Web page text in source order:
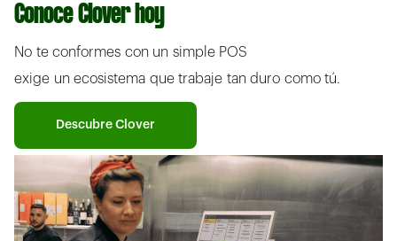
Conoce Clover hoy
No te conformes con un simple POS
exige un ecosistema que trabaje tan duro como tú.
Descubre Clover